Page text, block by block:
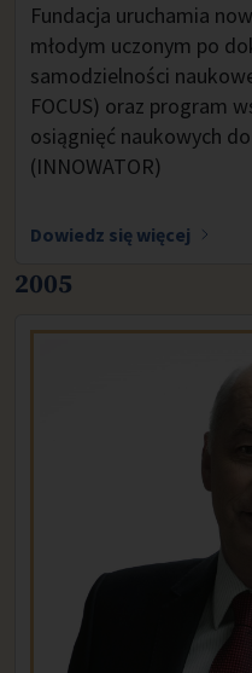
Fundacja uruchamia
młodym uczonym po
samodzielności
FOCUS) oraz program
osiągnięć naukowych
(INNOWATOR)
Dowiedz się więcej
2005